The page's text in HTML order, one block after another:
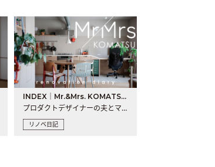
INDEX｜Mr.&Mrs. KOMATSU renovation diary
プロダクトデザイナーの夫とマーチャンダイザーの妻が、夫婦で..
リノベ日記